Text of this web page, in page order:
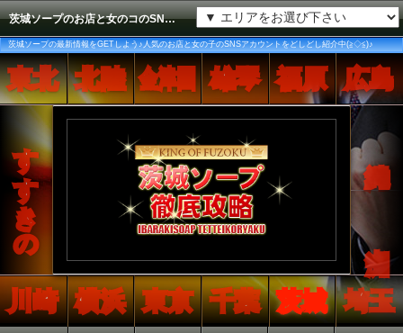
茨城ソープのお店と女のコのSNSをどしどし紹介するコーナーです。
茨城ソープの最新情報をGETしよう♪人気のお店と女の子のSNSアカウントをどしどし紹介中(≧◇≦)♪
東北 北陸 金津園 雄琴 福原 広島
すすきの
川崎 横浜 東京 千葉 茨城 埼玉